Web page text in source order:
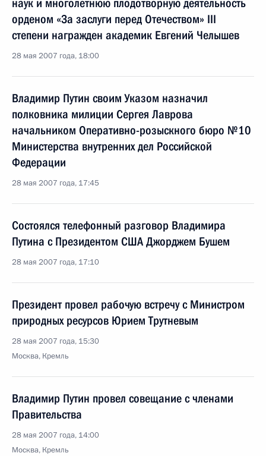
наук и многолетнюю плодотворную деятельность
орденом «За заслуги перед Отечеством» III
степени награжден академик Евгений Челышев
28 мая 2007 года, 18:00
Владимир Путин своим Указом назначил
полковника милиции Сергея Лаврова
начальником Оперативно-розыскного бюро №10
Министерства внутренних дел Российской
Федерации
28 мая 2007 года, 17:45
Состоялся телефонный разговор Владимира
Путина с Президентом США Джорджем Бушем
28 мая 2007 года, 17:10
Президент провел рабочую встречу с Министром
природных ресурсов Юрием Трутневым
28 мая 2007 года, 15:30
Москва, Кремль
Владимир Путин провел совещание с членами
Правительства
28 мая 2007 года, 14:00
Москва, Кремль